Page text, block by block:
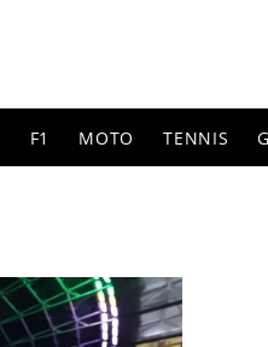
F1 MOTO TENNIS